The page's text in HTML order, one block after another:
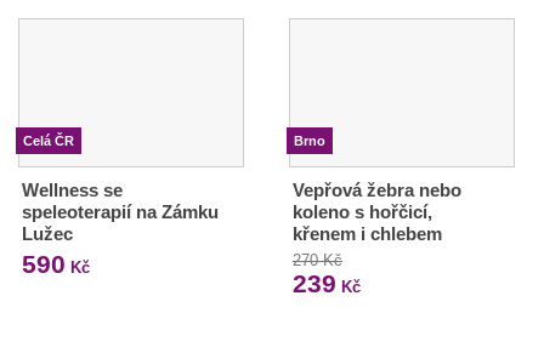
Celá ČR
Wellness se
speleoterapií na Zámku
Lužec
590 Kč
Brno
Vepřová žebra nebo
koleno s hořčicí,
křenem i chlebem
270 Kč
239 Kč